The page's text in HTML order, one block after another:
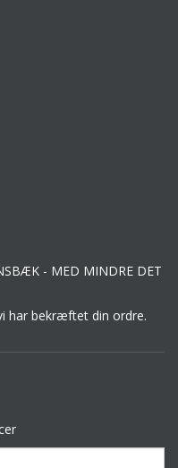
- MED MINDRE DET
har bekræftet din ordre.